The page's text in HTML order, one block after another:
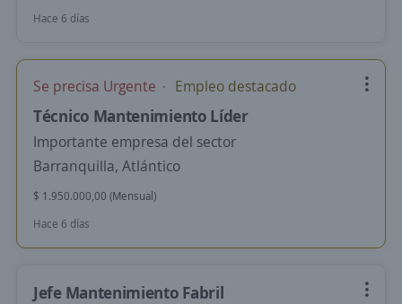
Hace 6 días
Se precisa Urgente Empleo destacado
Técnico Mantenimiento Líder
Importante empresa del sector
Barranquilla, Atlántico
$ 1.950.000,00 (Mensual)
Hace 6 días
Jefe Mantenimiento Fabril